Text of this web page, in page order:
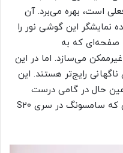
چپ که پیکسل ۶ پرو فعلی است، بهره می‌برد. آن
نمایشگر این گوشی نور را
صفحه‌ای که به
می‌سازد. اما در این
رایج‌تر هستند. این
عین حال در گامی درست
است و ظاهراً شباهت‌هایی با طراحی که سامسونگ در سری S20